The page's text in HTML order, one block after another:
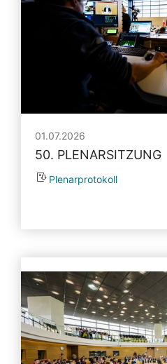
01.07.2026
50. PLENARSITZUNG
Plenarprotokoll